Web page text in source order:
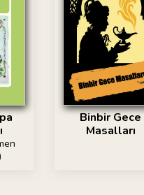
Binbir Gece
Masalları